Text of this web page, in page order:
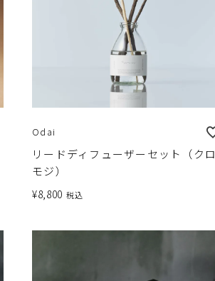
Odai
リードディフューザーセット（クロ
モジ）
¥8,800 税込